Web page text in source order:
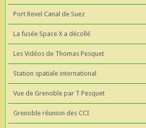
Port Revel Canal de Suez
La fusée Space X a décollé
Les Vidéos de Thomas Pesquet
Station spatiale international
Vue de Grenoble par T Pesquet
Grenoble réunion des CCI